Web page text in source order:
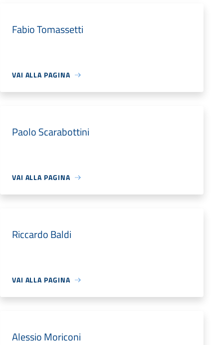
Fabio Tomassetti
VAI ALLA PAGINA
Paolo Scarabottini
VAI ALLA PAGINA
Riccardo Baldi
VAI ALLA PAGINA
Alessio Moriconi